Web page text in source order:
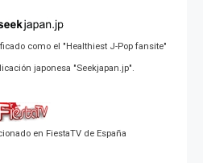
como el "Healthiest J-Pop fansite"
japonesa "Seekjapan.jp".
en FiestaTV de España